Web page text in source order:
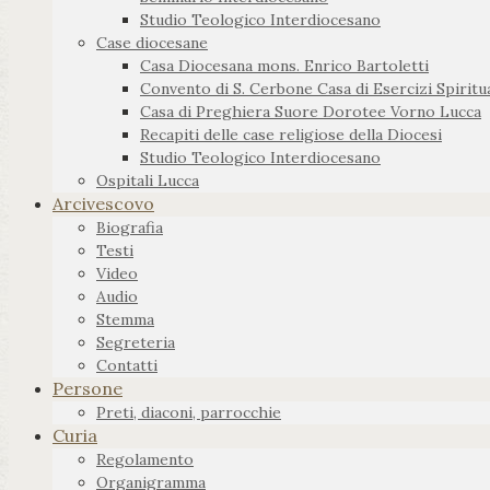
Studio Teologico Interdiocesano
Case diocesane
Casa Diocesana mons. Enrico Bartoletti
Convento di S. Cerbone Casa di Esercizi
Casa di Preghiera Suore Dorotee Vorno Lucca
Recapiti delle case religiose della Diocesi
Studio Teologico Interdiocesano
Ospitali Lucca
Arcivescovo
Biografia
Testi
Video
Audio
Stemma
Segreteria
Contatti
Persone
Preti, diaconi, parrocchie
Curia
Regolamento
Organigramma